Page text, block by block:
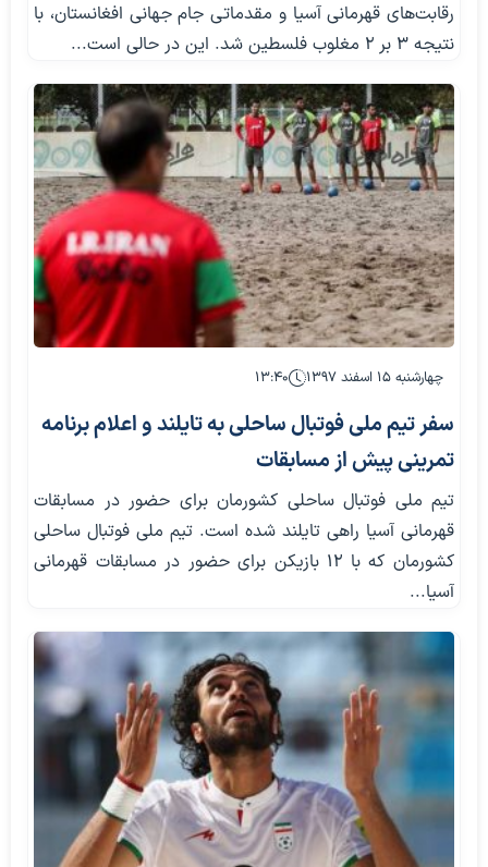
رقابت‌های قهرمانی آسیا و‌ مقدماتی جام جهانی افغانستان، با
نتیجه 3 بر 2 مغلوب فلسطین شد. این در حالی است...
چهارشنبه ۱۵ اسفند ۱۳۹۷ ۱۳:۴۰
سفر تیم ملی فوتبال ساحلی به تایلند و اعلام برنامه
تمرینی پیش از مسابقات
تیم ملی فوتبال ساحلی کشورمان برای حضور در مسابقات
قهرمانی آسیا راهی تایلند شده است. تیم ملی فوتبال ساحلی
کشورمان که با 12 بازیکن برای حضور در مسابقات قهرمانی
آسیا...